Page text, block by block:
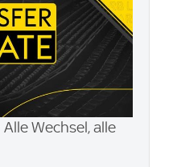
Wechsel, alle